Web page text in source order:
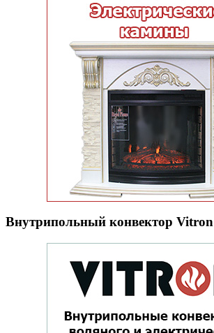
Внутрипольный конвектор Vitron